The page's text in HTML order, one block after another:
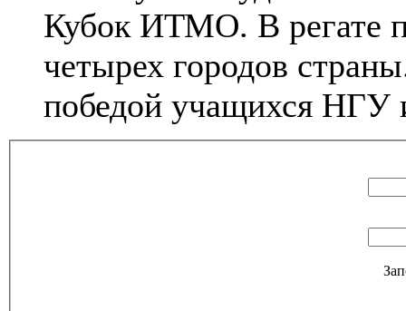
Кубок ИТМО. В регате
четырех городов
победой учащихся